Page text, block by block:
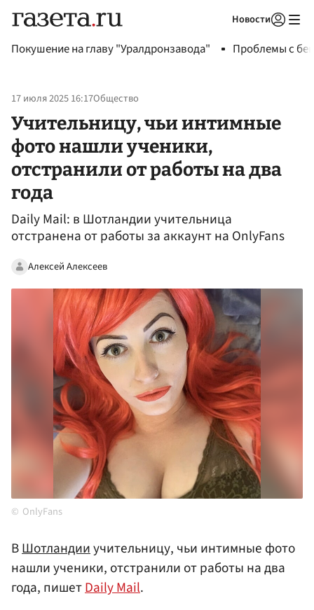
Новости
Покушение на главу "Уралдронзавода" Проблемы с
17 июля 2025 16:17Общество
Учительницу, чьи интимные
фото нашли ученики,
отстранили от работы на два
года
Daily Mail: в Шотландии учительница
отстранена от работы за аккаунт на OnlyFans
Алексей Алексеев
OnlyFans
ВШотландииучительницу, чьи интимные фото
нашли ученики, отстранили от работы на два
года, пишетDaily Mail.